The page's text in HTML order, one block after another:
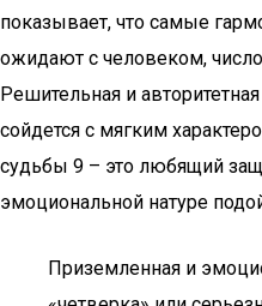
показывает, что самые
ожидают с человеком,
Решительная и
сойдется с мягким
судьбы 9 – это любящий
эмоциональной натуре
Приземленная и